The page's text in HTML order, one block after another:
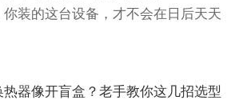
装的这台设备，才不会在日后天天
热器像开盲盒？老手教你这几招选型